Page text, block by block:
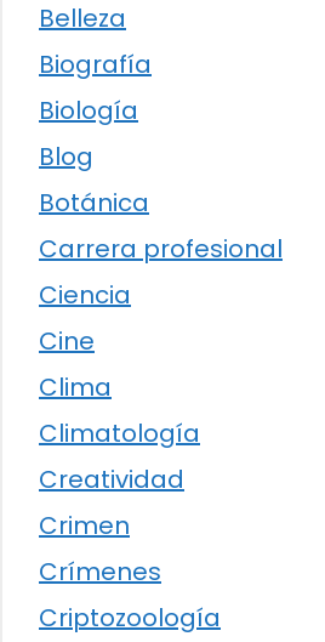
Belleza
Biografía
Biología
Blog
Botánica
Carrera profesional
Ciencia
Cine
Clima
Climatología
Creatividad
Crimen
Crímenes
Criptozoología